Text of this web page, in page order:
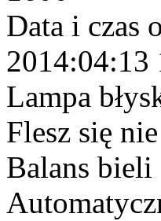
Data i czas
2014:04:13
Lampa
Flesz się
Balans bieli